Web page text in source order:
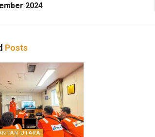
2024
Posts
UTARA